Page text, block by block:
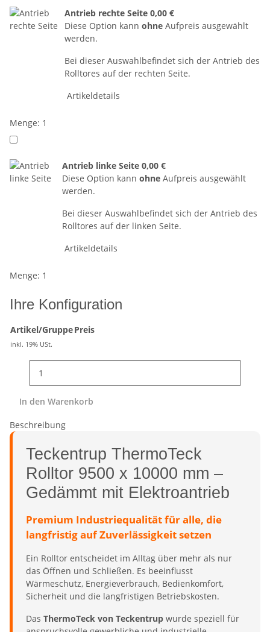
Antrieb rechte Seite 0,00 €
Diese Option kann ohneAufpreis ausgewählt
werden.
Bei dieser Auswahlbefindet sich der Antrieb des
Rolltores auf der rechten Seite.
Artikeldetails
Menge: 1
Antrieb linke Seite 0,00 €
Diese Option kann ohneAufpreis ausgewählt
werden.
Bei dieser Auswahlbefindet sich der Antrieb des
Rolltores auf der linken Seite.
Artikeldetails
Menge: 1
Ihre Konfiguration
Artikel/GruppePreis
inkl. 19% USt.
In den Warenkorb
Beschreibung
Teckentrup ThermoTeck
Rolltor 9500 x 10000 mm –
Gedämmt mit Elektroantrieb
Premium Industriequalität für alle, die
langfristig auf Zuverlässigkeit setzen
Ein Rolltor entscheidet im Alltag über mehr als nur
das Öffnen und Schließen. Es beeinflusst
Wärmeschutz, Energieverbrauch, Bedienkomfort,
Sicherheit und die langfristigen Betriebskosten.
Das ThermoTeck von Teckentrup wurde speziell für